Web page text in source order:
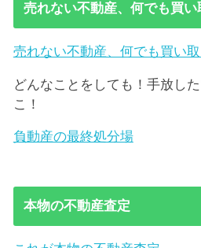
売れない不動産、何でも買い
売れない不動産、何でも買い取
どんなことをしても！手放し
こ！
負動産の最終処分場
本物の不動産査定